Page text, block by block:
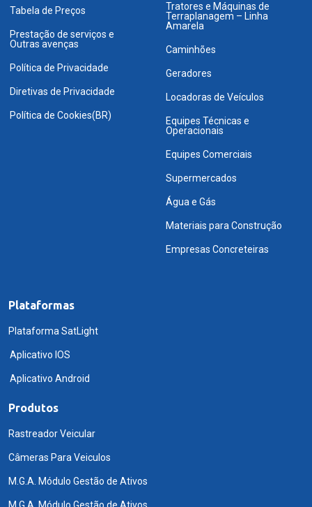
Tabela de Preços
Prestação de serviços e
Outras avenças
Política de Privacidade
Diretivas de Privacidade
Política de Cookies(BR)
Tratores e Máquinas de
Terraplanagem – Linha
Amarela
Caminhões
Geradores
Locadoras de Veículos
Equipes Técnicas e
Operacionais
Equipes Comerciais
Supermercados
Água e Gás
Materiais para Construção
Empresas Concreteiras
Plataformas
Plataforma SatLight
Aplicativo IOS
Aplicativo Android
Produtos
Rastreador Veicular
Câmeras Para Veiculos
M.G.A. Módulo Gestão de Ativos